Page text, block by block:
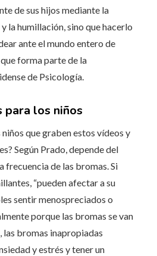
de sus hijos mediante la
la humillación, sino que hacerlo
ante el mundo entero de
forma parte de la
de Psicología.
para los niños
niños que graben estos vídeos y
Según Prado, depende del
frecuencia de las bromas. Si
“pueden afectar a su
sentir menospreciados o
porque las bromas se van
las bromas inapropiadas
y estrés y tener un